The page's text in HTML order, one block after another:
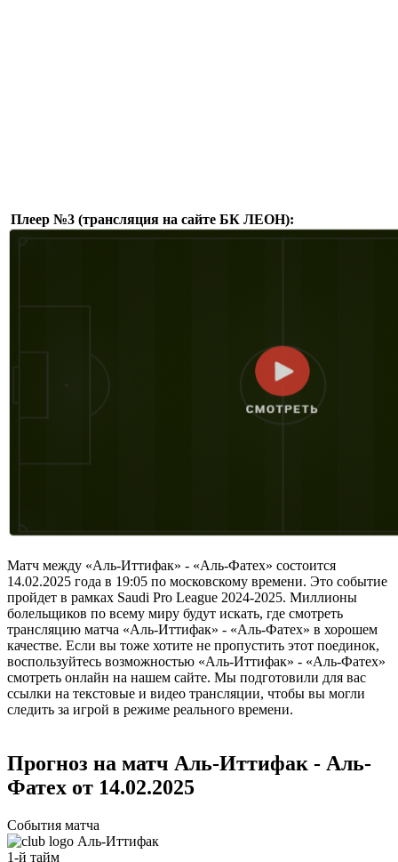
Плеер №3 (трансляция на сайте БК ЛЕОН):
Матч между «Аль-Иттифак» - «Аль-Фатех» состоится
14.02.2025 года в 19:05 по московскому времени. Это событие
пройдет в рамках Saudi Pro League 2024-2025. Миллионы
болельщиков по всему миру будут искать, где смотреть
трансляцию матча «Аль-Иттифак» - «Аль-Фатех» в хорошем
качестве. Если вы тоже хотите не пропустить этот поединок,
воспользуйтесь возможностью «Аль-Иттифак» - «Аль-Фатех»
смотреть онлайн на нашем сайте. Мы подготовили для вас
ссылки на текстовые и видео трансляции, чтобы вы могли
следить за игрой в режиме реального времени.
Прогноз на матч Аль-Иттифак - Аль-
Фатех от 14.02.2025
События матча
Аль-Иттифак
1-й тайм